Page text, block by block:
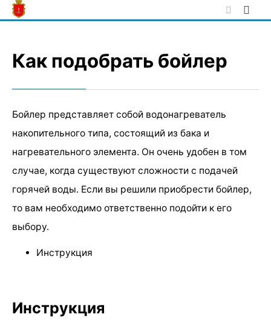
Skip
to
Как подобрать бойлер
Бойлер представляет собой водонагреватель
накопительного типа, состоящий из бака и
нагревательного элемента. Он очень удобен в том
случае, когда существуют сложности с подачей
горячей воды. Если вы решили приобрести бойлер,
то вам необходимо ответственно подойти к его
выбору.
Инструкция
Инструкция